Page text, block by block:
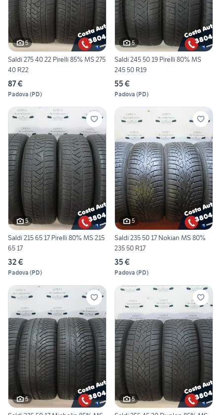
5
Saldi 275 40 22 Pirelli 85% MS 275
40 R22
87 €
Padova (PD)
5
Saldi 245 50 19 Pirelli 80% MS
245 50 R19
55 €
Padova (PD)
5
Saldi 215 65 17 Pirelli 80% MS 215
65 17
32 €
Padova (PD)
5
Saldi 235 50 17 Nokian MS 80%
235 50 R17
35 €
Padova (PD)
5 5